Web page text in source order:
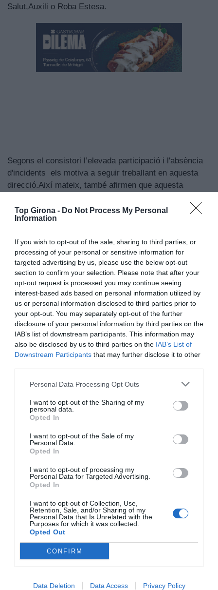
Top Girona - Do Not Process My Personal
Information
If you wish to opt-out of the sale, sharing to third parties, or
processing of your personal or sensitive information for
targeted advertising by us, please use the below opt-out
section to confirm your selection. Please note that after your
opt-out request is processed you may continue seeing
interest-based ads based on personal information utilized by
us or personal information disclosed to third parties prior to
your opt-out. You may separately opt-out of the further
disclosure of your personal information by third parties on the
IAB’s list of downstream participants. This information may
also be disclosed by us to third parties on the IAB’s List of
Downstream Participants that may further disclose it to other
Personal Data Processing Opt Outs
I want to opt-out of the Sharing of my
personal data.
Opted In
I want to opt-out of the Sale of my
Personal Data.
Opted In
I want to opt-out of processing my
Personal Data for Targeted Advertising.
Opted In
I want to opt-out of Collection, Use,
Retention, Sale, and/or Sharing of my
Personal Data that Is Unrelated with the
Purposes for which it was collected.
Opted Out
CONFIRM
Data Deletion Data Access Privacy Policy
Subscriu-te al Top Magazine
El més llegit
Salut,Auxili o Roba Estesa.
Segons el consistori l’elevada participació i l'absència
d'incidents els motiva a seguir treballant en aquesta
direcció.Així mateix, també afirmen que aquesta
participar en les diferents activitats és un element
compartit que es pot veure tant en grans com en petits.
AfegeixTop Girona com a font preferida de
Google de forma gratuïta.
Estigues informat amb les últimes notícies d'actualitat
ACTIVAR ARA
Albert Serra pregoner de la Festa Major de Banyoles
Banyoles cultura El llac de Banyoles